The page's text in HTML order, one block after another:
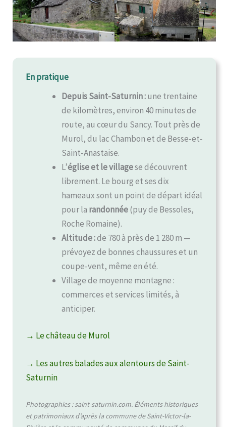
En pratique
Depuis Saint-Saturnin :une trentaine
de kilomètres, environ 40 minutes de
route, au cœur du Sancy. Tout près de
Murol, du lac Chambon et de Besse-et-
Saint-Anastaise.
L’église et le villagese découvrent
librement. Le bourg et ses dix
hameaux sont un point de départ idéal
pour la randonnée(puy de Bessoles,
Roche Romaine).
Altitude :de 780 à près de 1 280 m —
prévoyez de bonnes chaussures et un
coupe-vent, même en été.
Village de moyenne montagne :
commerces et services limités, à
anticiper.
→ Le château de Murol
→ Les autres balades aux alentours de Saint-
Saturnin
Photographies : saint-saturnin.com. Éléments historiques
et patrimoniaux d’après la commune de Saint-Victor-la-